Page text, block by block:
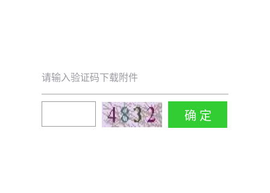
请输入验证码下载附件